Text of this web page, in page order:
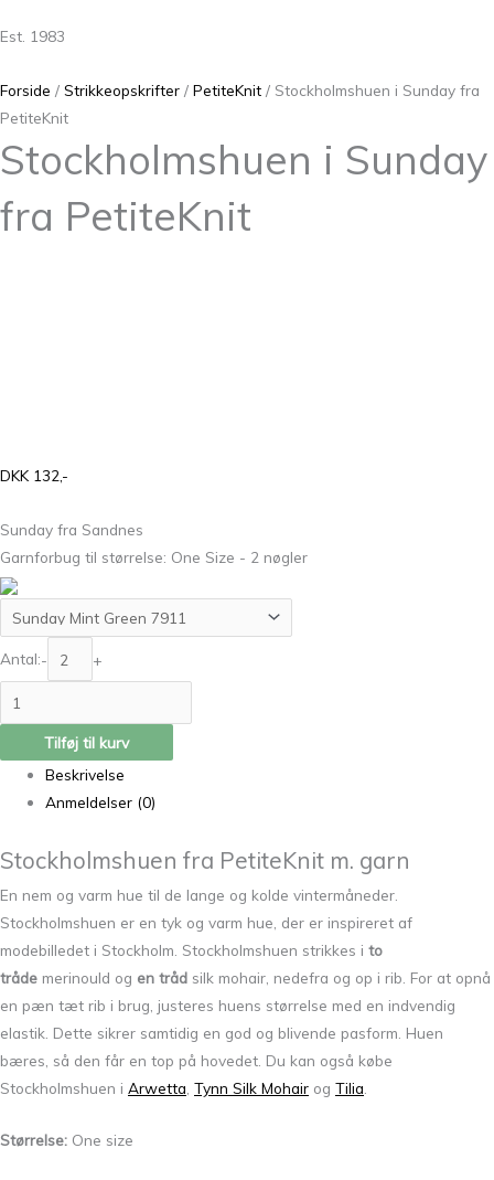
Est. 1983
Forside / Strikkeopskrifter / PetiteKnit / Stockholmshuen i Sunday fra
PetiteKnit
Stockholmshuen i Sunday
fra PetiteKnit
DKK 132,-
Sunday fra Sandnes
Garnforbug til størrelse: One Size - 2 nøgler
Antal:- +
Tilføj til kurv
Beskrivelse
Anmeldelser (0)
Stockholmshuen fra PetiteKnit m. garn
En nem og varm hue til de lange og kolde vintermåneder.
Stockholmshuen er en tyk og varm hue, der er inspireret af
modebilledet i Stockholm. Stockholmshuen strikkes i to
tråde merinould og en tråd silk mohair, nedefra og op i rib. For at opnå
en pæn tæt rib i brug, justeres huens størrelse med en indvendig
elastik. Dette sikrer samtidig en god og blivende pasform. Huen
bæres, så den får en top på hovedet. Du kan også købe
Stockholmshuen i Arwetta Tynn Silk Mohair og Tilia
Størrelse: One size